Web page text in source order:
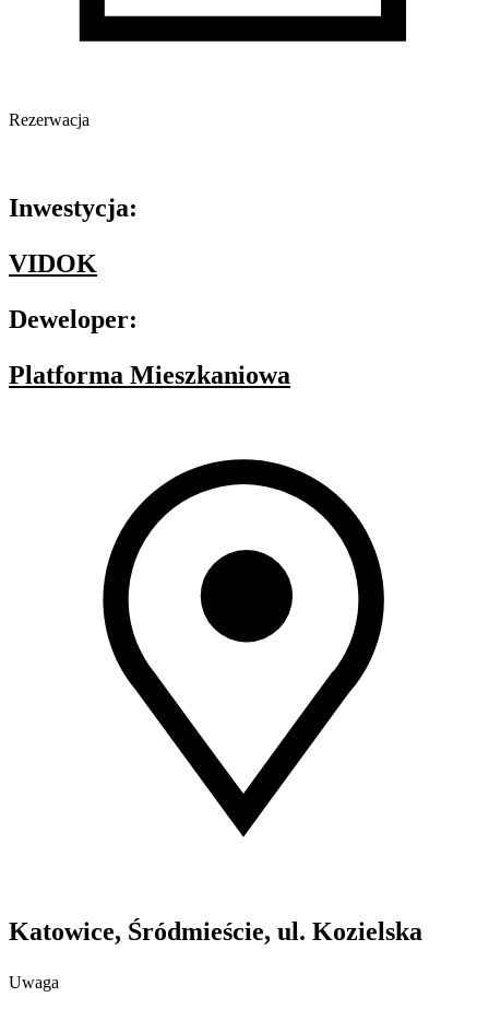
Rezerwacja
Inwestycja:
VIDOK
Deweloper:
Platforma Mieszkaniowa
Katowice, Śródmieście, ul. Kozielska
Uwaga